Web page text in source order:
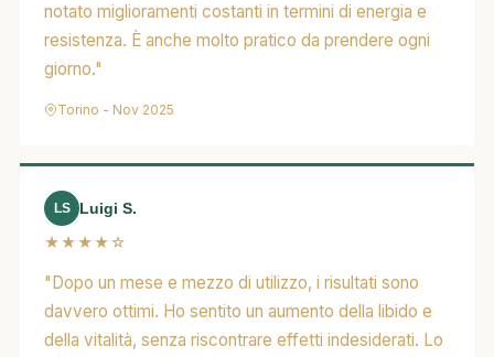
notato miglioramenti costanti in termini di energia e
resistenza. È anche molto pratico da prendere ogni
giorno."
Torino - Nov 2025
LS
Luigi S.
★★★★☆
"Dopo un mese e mezzo di utilizzo, i risultati sono
davvero ottimi. Ho sentito un aumento della libido e
della vitalità, senza riscontrare effetti indesiderati. Lo